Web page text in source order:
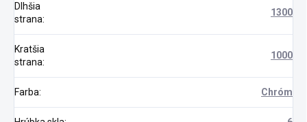
Dlhšia
strana:
1300
Kratšia
strana:
1000
Farba: Chróm